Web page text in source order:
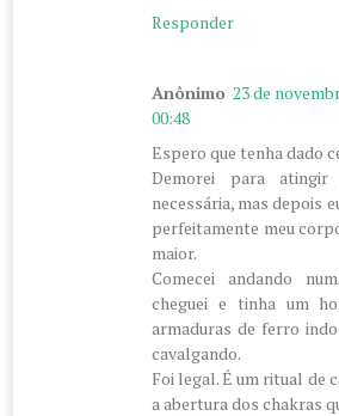
Responder
Anônimo 23 de
00:48
Espero que tenha dado
Demorei para atingir
necessária, mas depois
perfeitamente meu
maior.
Comecei andando
cheguei e tinha um
armaduras de ferro
cavalgando.
Foi legal. É um ritual de
a abertura dos chakras